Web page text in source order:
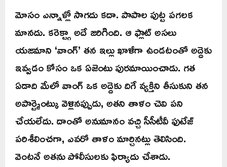
మోసం ఎన్నాళ్లో సాగదు కదా. పాపాల పుట్ట పగలక
మానదు. కరెక్ట్గా అదే జరిగింది. ఆ ఫ్లాట్ అసలు
యజమాని ‘వాంగ్’ తన ఇల్లు ఖాళీగా ఉండటంతో అద్దెకు
ఇవ్వడం కోసం ఒక ఏజెంటు పురమాయించాడు. గత
ఏడాది మేలో వాంగ్ ఒక అద్దెకు దిగే వ్యక్తిని తీసుకుని తన
అపార్ట్మెంట్కు వెళ్లినప్పుడు, అతని తాళం చెవి పని
చేయలేదు. దాంతో అనుమానం వచ్చి సీసీటీవీ ఫుటేజ్
పరిశీలించగా, ఎవరో తాళం మార్చినట్లు తెలిసింది.
వెంటనే అతను పోలీసులకు ఫిర్యాదు చేశాడు.